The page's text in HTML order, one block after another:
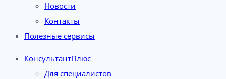
Новости
Контакты
Полезные сервисы
КонсультантПлюс
Для специалистов